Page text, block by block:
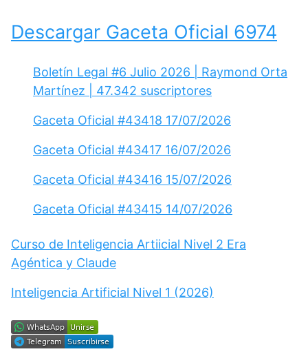
Descargar Gaceta Oficial 6974
Boletín Legal #6 Julio 2026 | Raymond Orta
Martínez | 47.342 suscriptores
Gaceta Oficial #43418 17/07/2026
Gaceta Oficial #43417 16/07/2026
Gaceta Oficial #43416 15/07/2026
Gaceta Oficial #43415 14/07/2026
Curso de Inteligencia Artiicial Nivel 2 Era
Agéntica y Claude
Inteligencia Artificial Nivel 1 (2026)